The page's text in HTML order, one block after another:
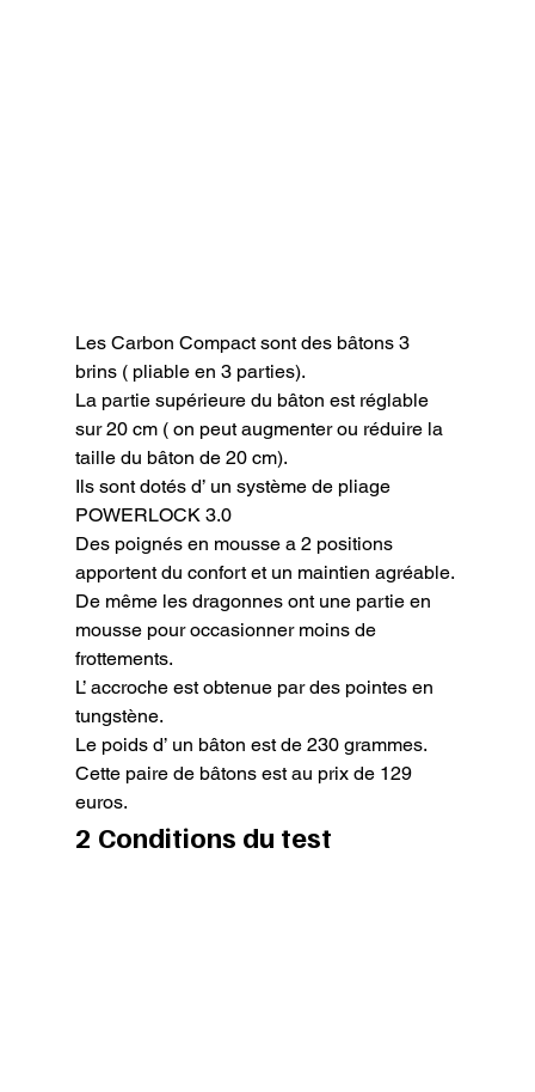
Les Carbon Compact sont des bâtons 3
brins ( pliable en 3 parties).
La partie supérieure du bâton est réglable
sur 20 cm ( on peut augmenter ou réduire la
taille du bâton de 20 cm).
Ils sont dotés d’ un système de pliage
POWERLOCK 3.0
Des poignés en mousse a 2 positions
apportent du confort et un maintien agréable.
De même les dragonnes ont une partie en
mousse pour occasionner moins de
frottements.
L’ accroche est obtenue par des pointes en
tungstène.
Le poids d’ un bâton est de 230 grammes.
Cette paire de bâtons est au prix de 129
euros.
2 Conditions du test